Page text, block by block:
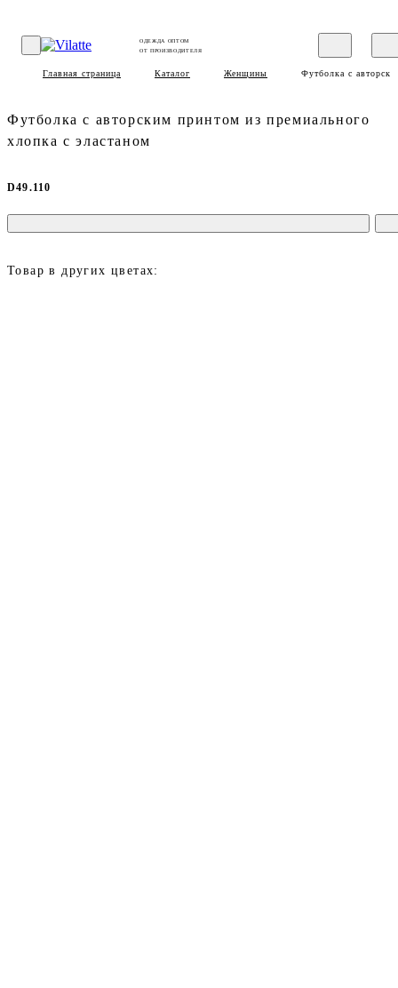
ОДЕЖДА ОПТОМ
ОТ ПРОИЗВОДИТЕЛЯ
Главная страница Каталог Женщины Футболка с
Футболка с авторским принтом из премиального
хлопка с эластаном
D49.110
Товар в других цветах: